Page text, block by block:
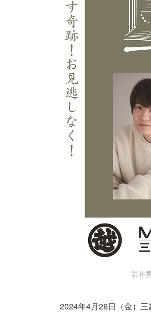
岩井
2024年4月26日（金）